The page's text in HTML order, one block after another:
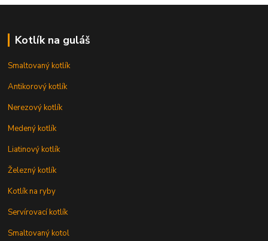
Kotlík na guláš
Smaltovaný kotlík
Antikorový kotlík
Nerezový kotlík
Medený kotlík
Liatinový kotlík
Železný kotlík
Kotlík na ryby
Servírovací kotlík
Smaltovaný kotol